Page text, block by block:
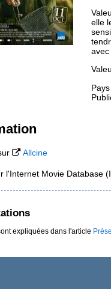
elle
Allcine
l'Internet Movie Database
expliquées dans l'article